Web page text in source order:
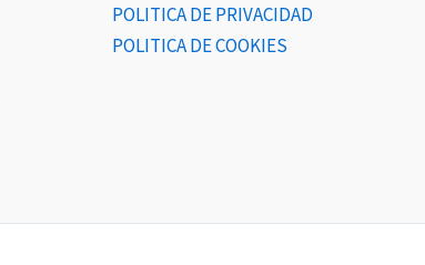
POLITICA DE PRIVACIDAD
POLITICA DE COOKIES